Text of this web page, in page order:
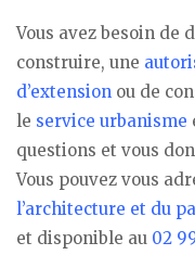
Vous avez besoin de
construire, une
d’extension ou de
le service urbanisme
questions et vous
Vous pouvez vous
l’architecture et du
et disponible au 02